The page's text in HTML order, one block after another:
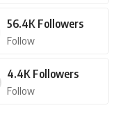
56.4K Followers
Follow
4.4K Followers
Follow